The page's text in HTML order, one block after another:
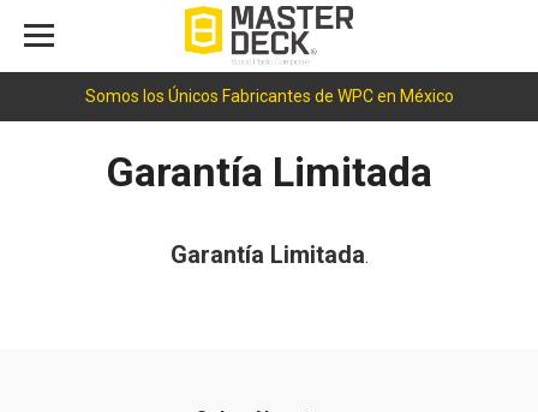
Somos los Únicos Fabricantes de WPC en México
Garantía Limitada
Garantía Limitada.